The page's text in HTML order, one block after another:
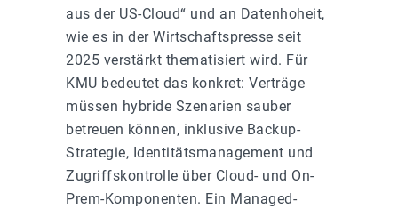
aus der US-Cloud“ und an Datenhoheit,
wie es in der Wirtschaftspresse seit
2025 verstärkt thematisiert wird. Für
KMU bedeutet das konkret: Verträge
müssen hybride Szenarien sauber
betreuen können, inklusive Backup-
Strategie, Identitätsmanagement und
Zugriffskontrolle über Cloud- und On-
Prem-Komponenten. Ein Managed-